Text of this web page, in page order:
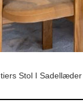
Stol I Sadellæder